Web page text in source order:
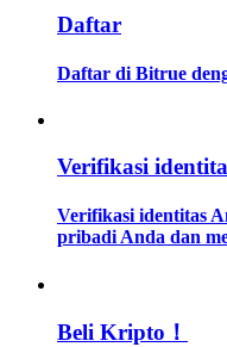
Strategi perdagangan
Daftar
Daftar di Bitrue
Verifikasi
Verifikasi identitas
pribadi Anda dan
Beli Kripto！